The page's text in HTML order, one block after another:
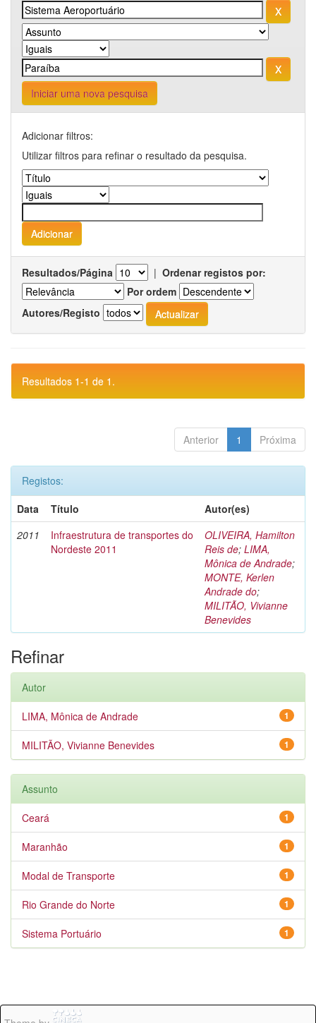
Iniciar uma nova pesquisa
Adicionar filtros:
Utilizar filtros para refinar o resultado da pesquisa.
Resultados/Página | Ordenar registos por:
Por ordem
Autores/Registo
Resultados 1-1 de 1.
Anterior 1 Próxima
Registos:
Data
Título
Autor(es)
2011
Infraestrutura de transportes do
Nordeste 2011
OLIVEIRA, Hamilton
Reis de; LIMA,
Mônica de Andrade;
MONTE, Kerlen
Andrade do;
MILITÃO, Vivianne
Benevides
Refinar
Autor
1
LIMA, Mônica de Andrade
1
MILITÃO, Vivianne Benevides
Assunto
1
Ceará
1
Maranhão
1
Modal de Transporte
1
Rio Grande do Norte
1
Sistema Portuário